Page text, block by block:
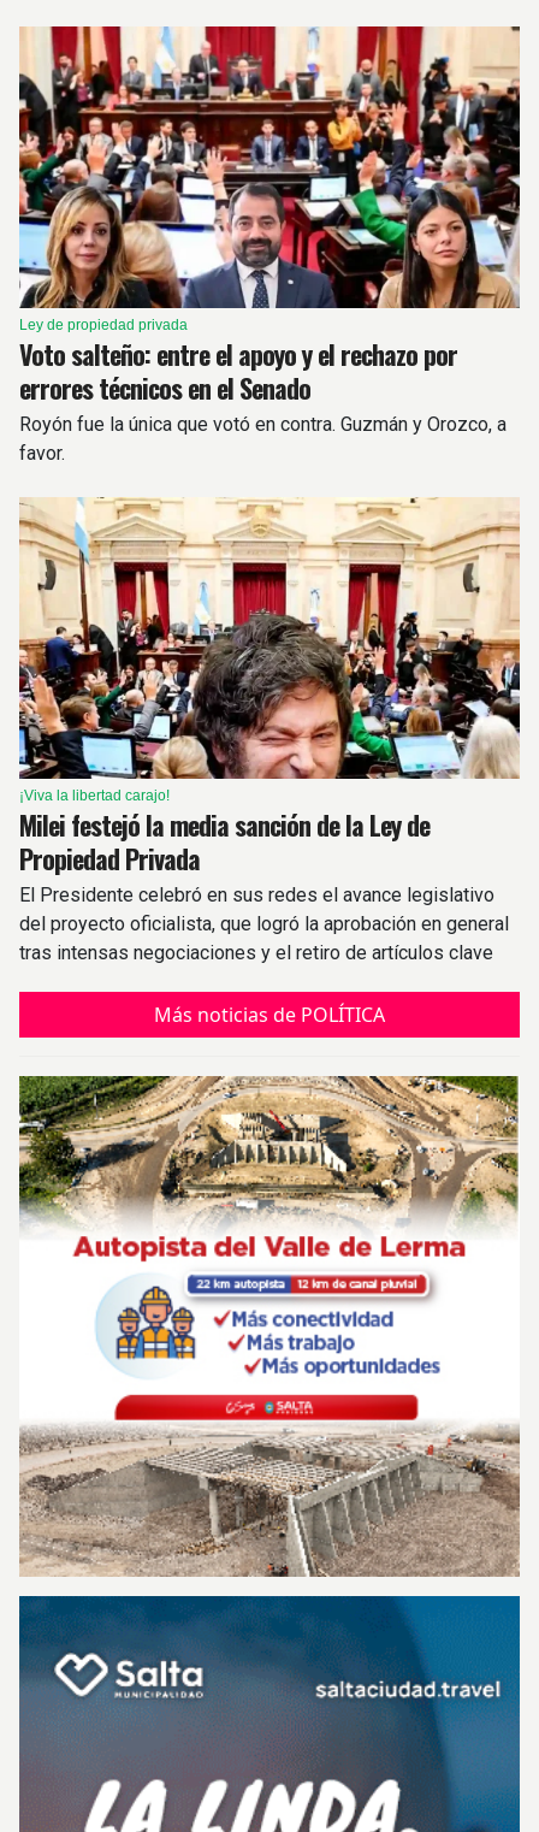
Ley de propiedad privada
Voto salteño: entre el apoyo y el rechazo por
errores técnicos en el Senado
Royón fue la única que votó en contra. Guzmán y Orozco, a
favor.
¡Viva la libertad carajo!
Milei festejó la media sanción de la Ley de
Propiedad Privada
El Presidente celebró en sus redes el avance legislativo
del proyecto oficialista, que logró la aprobación en general
tras intensas negociaciones y el retiro de artículos clave
Más noticias de POLÍTICA